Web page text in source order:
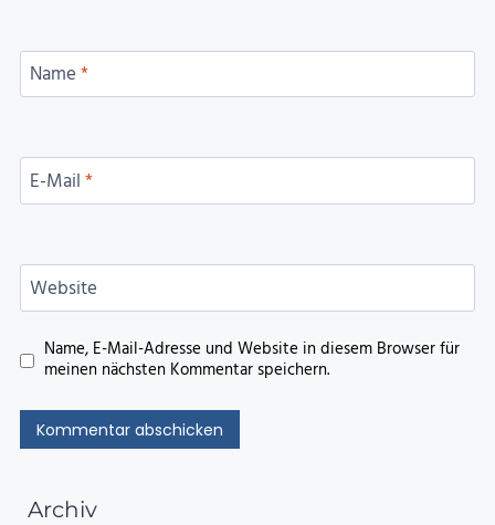
Name*
E-Mail*
Website
Name, E-Mail-Adresse und Website in diesem Browser für
meinen nächsten Kommentar speichern.
Archiv